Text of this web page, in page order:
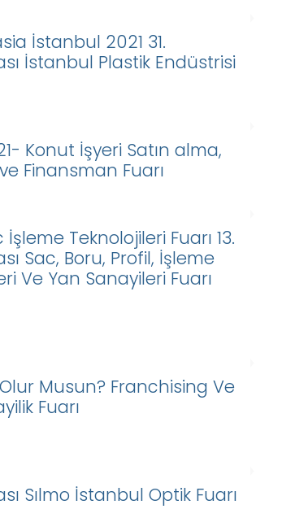
İstanbul 2021 31.
İstanbul Plastik Endüstrisi
Konut İşyeri Satın alma,
Finansman Fuarı
Teknolojileri Fuarı 13.
Sac, Boru, Profil, İşleme
Ve Yan Sanayileri Fuarı
Musun? Franchising Ve
Fuarı
Sılmo İstanbul Optik Fuarı